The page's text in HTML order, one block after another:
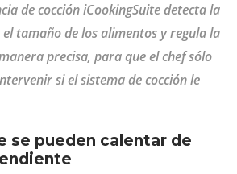
de cocción iCookingSuite detecta la
tamaño de los alimentos y regula la
precisa, para que el chef sólo
si el sistema de cocción le
se pueden calentar de